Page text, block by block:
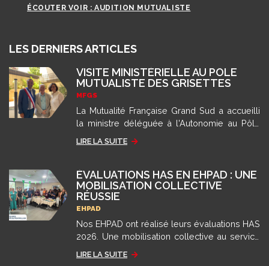
ÉCOUTER VOIR : AUDITION MUTUALISTE
LES DERNIERS ARTICLES
VISITE MINISTÉRIELLE AU PÔLE
MUTUALISTE DES GRISETTES
MFGS
La Mutualité Française Grand Sud a accueilli
la ministre déléguée à l'Autonomie au Pôle
d'accompagnement.
LIRE LA SUITE
ÉVALUATIONS HAS EN EHPAD : UNE
MOBILISATION COLLECTIVE
RÉUSSIE
EHPAD
Nos EHPAD ont réalisé leurs évaluations HAS
2026. Une mobilisation collective au service
l'amélioration continue
LIRE LA SUITE